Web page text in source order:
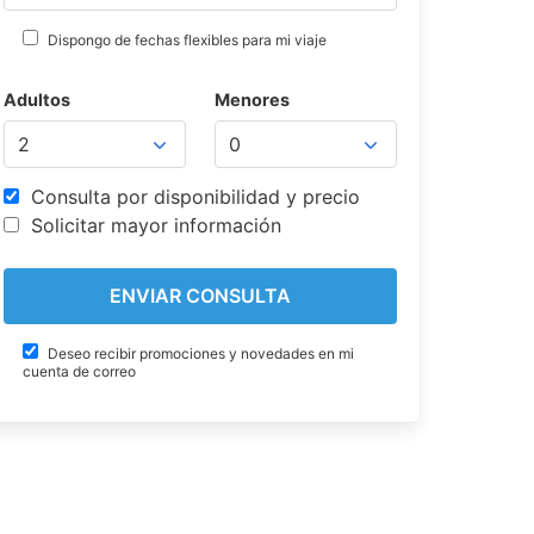
Dispongo de fechas flexibles para mi viaje
Adultos Menores
Consulta por disponibilidad y precio
Solicitar mayor información
Deseo recibir promociones y novedades en mi
cuenta de correo